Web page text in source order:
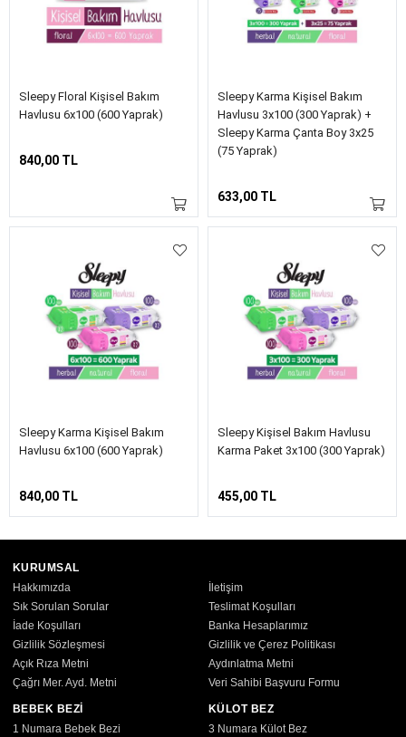
Sleepy Floral Kişisel Bakım
Havlusu 6x100 (600 Yaprak)
840,00 TL
Sleepy Karma Kişisel Bakım
Havlusu 3x100 (300 Yaprak) +
Sleepy Karma Çanta Boy 3x25
(75 Yaprak)
633,00 TL
Sleepy Karma Kişisel Bakım
Havlusu 6x100 (600 Yaprak)
840,00 TL
Sleepy Kişisel Bakım Havlusu
Karma Paket 3x100 (300 Yaprak)
455,00 TL
KURUMSAL
Hakkımızda
İletişim
Sık Sorulan Sorular
Teslimat Koşulları
İade Koşulları
Banka Hesaplarımız
Gizlilik Sözleşmesi
Gizlilik ve Çerez Politikası
Açık Rıza Metni
Aydınlatma Metni
Çağrı Mer. Ayd. Metni
Veri Sahibi Başvuru Formu
BEBEK BEZİ
1 Numara Bebek Bezi
KÜLOT BEZ
3 Numara Külot Bez